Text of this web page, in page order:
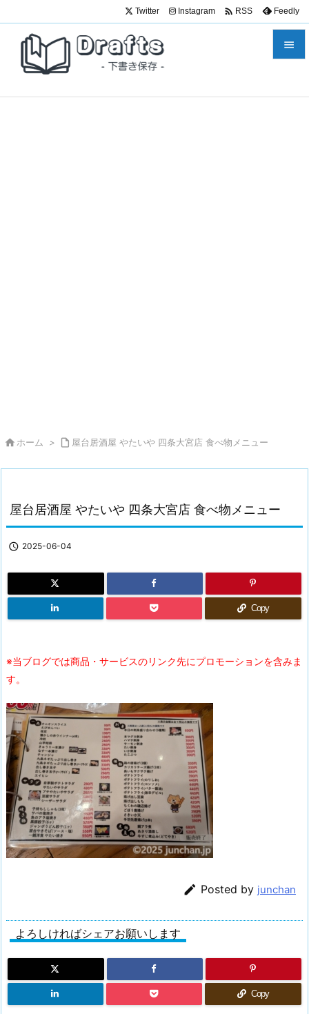

Twitter Instagram  RSS Feedly
 ホーム >  屋台居酒屋 やたいや 四条大宮店 食べ物メニュー
屋台居酒屋 やたいや 四条大宮店 食べ物メニュー
 2025-06-04
Copy
※当ブログでは商品・サービスのリンク先にプロモーションを含みま
す。
 Posted by junchan
よろしければシェアお願いします
Copy